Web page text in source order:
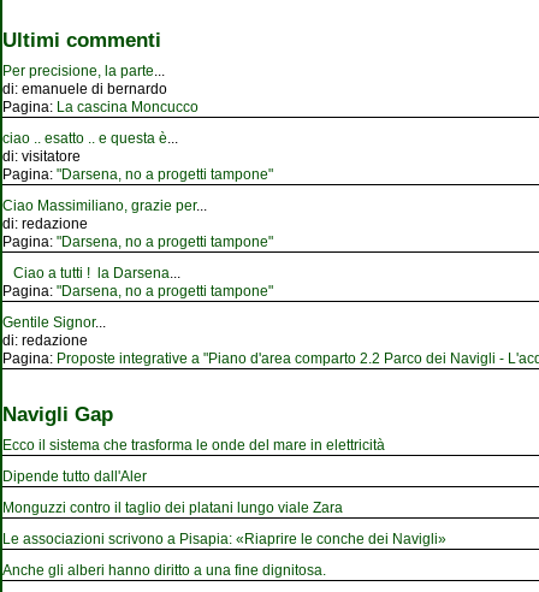
Ultimi commenti
Per precisione, la parte...
di: emanuele di bernardo
Pagina: La cascina Moncucco
ciao .. esatto .. e questa è...
di: visitatore
Pagina: "Darsena, no a progetti tampone"
Ciao Massimiliano, grazie per...
di: redazione
Pagina: "Darsena, no a progetti tampone"
Ciao a tutti ! la Darsena...
Pagina: "Darsena, no a progetti tampone"
Gentile Signor...
di: redazione
Pagina: Proposte integrative a "Piano d'area comparto 2.2 Parco dei Navigli -
Navigli Gap
Ecco il sistema che trasforma le onde del mare in elettricità
Dipende tutto dall'Aler
Monguzzi contro il taglio dei platani lungo viale Zara
Le associazioni scrivono a Pisapia: «Riaprire le conche dei Navigli»
Anche gli alberi hanno diritto a una fine dignitosa.